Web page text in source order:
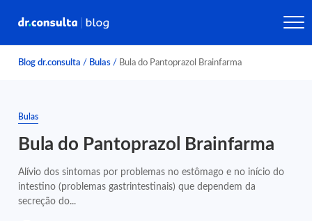
Blog dr.consulta / Bulas / Bula do Pantoprazol Brainfarma
Bulas
Bula do Pantoprazol Brainfarma
Alívio dos sintomas por problemas no estômago e no início do
intestino (problemas gastrintestinais) que dependem da
secreção do...